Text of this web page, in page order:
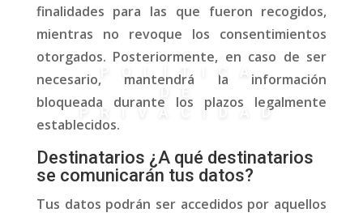
POLÍTICA
PRIVACIDAD
finalidades para las que fueron recogidos,
mientras no revoque los consentimientos
otorgados. Posteriormente, en caso de ser
necesario, mantendrá la información
bloqueada durante los plazos legalmente
establecidos.
Destinatarios ¿A qué destinatarios
se comunicarán tus datos?
Tus datos podrán ser accedidos por aquellos